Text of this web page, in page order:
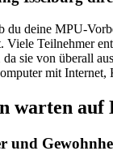
du deine MPU-
Viele Teilnehmer
sie von überall
mit
warten auf
und